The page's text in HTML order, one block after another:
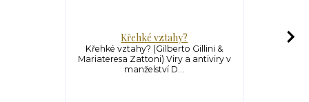
Křehké vztahy?
Křehké vztahy? (Gilberto Gillini &
Mariateresa Zattoni) Viry a antiviry v
manželství D...